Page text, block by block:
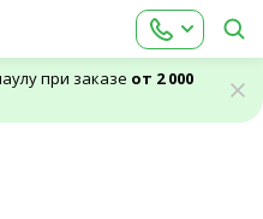
при заказе от 2 000